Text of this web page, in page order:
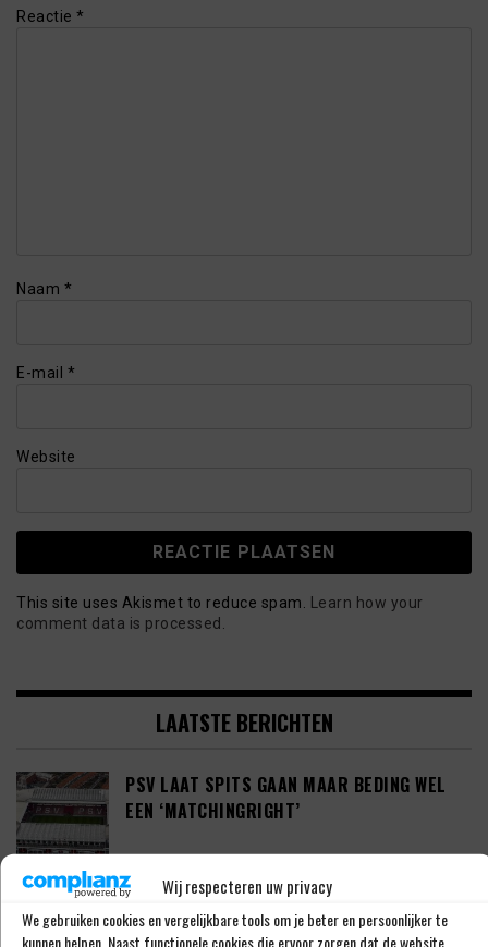
Wij respecteren uw privacy
We gebruiken cookies en vergelijkbare tools om je beter en persoonlijker te
kunnen helpen. Naast functionele cookies die ervoor zorgen dat de website
Reactie *
Naam *
E-mail *
Website
This site uses Akismet to reduce spam.
Learn how your
comment data is processed.
LAATSTE BERICHTEN
PSV LAAT SPITS GAAN MAAR BEDING WEL
EEN ‘MATCHINGRIGHT’
‘PSV IN ONDERHANDELING MET HET
SCHOTSE RANGERS FC’